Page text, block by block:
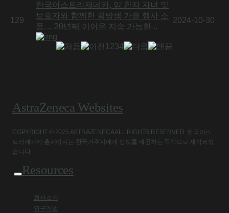
129
한국아스트라제네카, 암 환자 자녀 및
보호자와 함께한 희망샘 가을 행사 소
풍… 20년째 이어온 지속 가능한 ..
2024-10-30
1 234
AstraZeneca Websites
COPYRIGHT © 2025 ASTRAZENECA ALL RIGHTS RESERVED. 한국아스
트라제네카 홈페이지는 한국거주자에게 정보를 제공하는 목적으로 제작되었
습니다.
Resources
회사소개
연구개발